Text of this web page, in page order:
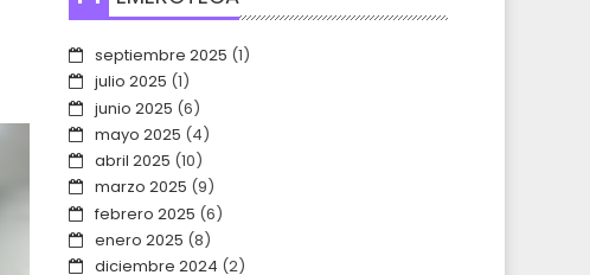
septiembre 2025 (1)
julio 2025 (1)
junio 2025 (6)
mayo 2025 (4)
abril 2025 (10)
marzo 2025 (9)
febrero 2025 (6)
enero 2025 (8)
diciembre 2024 (2)